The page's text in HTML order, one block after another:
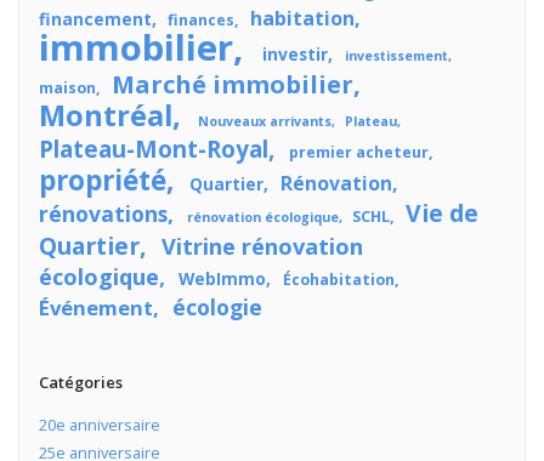
financement finances habitation
immobilier investir investissement
maison Marché immobilier
Montréal Nouveaux arrivants Plateau
Plateau-Mont-Royal premier acheteur
propriété Quartier Rénovation
rénovations rénovation écologique SCHL
Vie de
Quartier
Vitrine rénovation
écologique
WebImmo Écohabitation
Événement écologie
Catégories
20e anniversaire
25e anniversaire